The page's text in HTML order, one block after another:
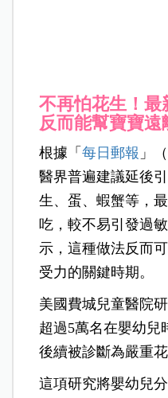
不再怕花生！最
反而能幫寶寶遠
根據「每日郵報 」
醫界普遍建議延後
生、蛋、蝦蟹等，
吃，較不易引發過
示，這種做法反而
受力的關鍵時期。
美國費城兒童醫院
超過5萬名在嬰幼兒
後續被診斷為嚴重
這項研究將嬰幼兒